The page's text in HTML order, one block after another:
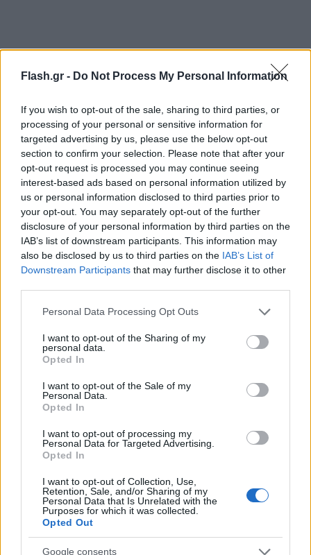
Flash.gr - Do Not Process My Personal Information
If you wish to opt-out of the sale, sharing to third parties, or
processing of your personal or sensitive information for
targeted advertising by us, please use the below opt-out
section to confirm your selection. Please note that after your
opt-out request is processed you may continue seeing
interest-based ads based on personal information utilized by
us or personal information disclosed to third parties prior to
your opt-out. You may separately opt-out of the further
disclosure of your personal information by third parties on the
IAB’s list of downstream participants. This information may
also be disclosed by us to third parties on the IAB’s List of
Downstream Participants that may further disclose it to other
Please note that this website/app uses one or more Google
not limited to your visit or usage behaviour. You may click to
grant or deny consent to Google and its third-party tags to
use your data for below specified purposes in below Google
consent section.
Personal Data Processing Opt Outs
I want to opt-out of the Sharing of my
personal data.
Opted In
I want to opt-out of the Sale of my
Personal Data.
Opted In
I want to opt-out of processing my
Personal Data for Targeted Advertising.
Opted In
I want to opt-out of Collection, Use,
Retention, Sale, and/or Sharing of my
Personal Data that Is Unrelated with the
Purposes for which it was collected.
Opted Out
Google consents
Η Daily Telegraph διάλεξε για τίτλο το απόφθεγμα
που πληρώνουμε για την αγάπη».
Η εφημερίδα Financial Times συνόψισε: «Η
βασίλισσα Ελισάβετ Β’, η μακροβιότερη μονάρχης